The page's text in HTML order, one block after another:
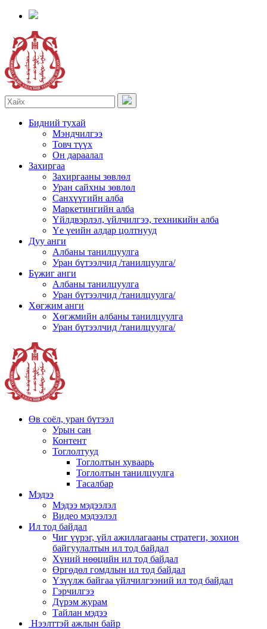
Бидний тухай
Мэндчилгээ
Товч түүх
Он дараалал
Захиргаа
Захиргааны зөвлөл
Уран сайхны зөвлөл
Санхүүгийн алба
Маркетингийн алба
Үйлдвэрлэл, үйлчилгээ, техникийн алба
Үе үеийн алдар цолтнууд
Дуу анги
Албаны танилцуулга
Уран бүтээлчид /танилцуулга/
Бүжиг анги
Албаны танилцуулга
Уран бүтээлчид /танилцуулга/
Хөгжим анги
Хөгжмийн албаны танилцуулга
Уран бүтээлчид /танилцуулга/
Өв соёл, уран бүтээл
Урын сан
Контент
Тоглолтууд
Тоглолтын хуваарь
Тоглолтын танилцуулга
Тасалбар
Мэдээ
Мэдээ мэдээлэл
Видео мэдээлэл
Ил тод байдал
Чиг үүрэг, үйл ажиллагааны стратеги, зохион
байгуулалтын ил тод байдал
Хүний нөөцийн ил тод байдал
Өргөдөл гомдлын ил тод байдал
Үзүүлж байгаа үйлчилгээний ил тод байдал
Гэрчилгээ
Дүрэм журам
Тайлан мэдээ
Нээлттэй ажлын байр